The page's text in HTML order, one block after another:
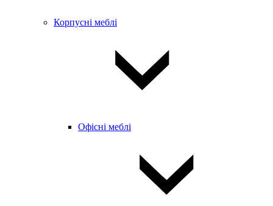
Корпусні меблі
Офісні меблі